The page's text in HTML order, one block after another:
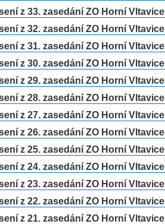
z 33. zasedání ZO Horní Vltavice
z 32. zasedání ZO Horní Vltavice
z 31. zasedání ZO Horní Vltavice
z 30. zasedání ZO Horní Vltavice
z 29. zasedání ZO Horní Vltavice
z 28. zasedání ZO Horní Vltavice
z 27. zasedání ZO Horní Vltavice
z 26. zasedání ZO Horní Vltavice
z 25. zasedání ZO Horní Vltavice
z 24. zasedání ZO Horní Vltavice
z 23. zasedání ZO Horní Vltavice
z 22. zasedání ZO Horní Vltavice
z 21. zasedání ZO Horní Vltavice